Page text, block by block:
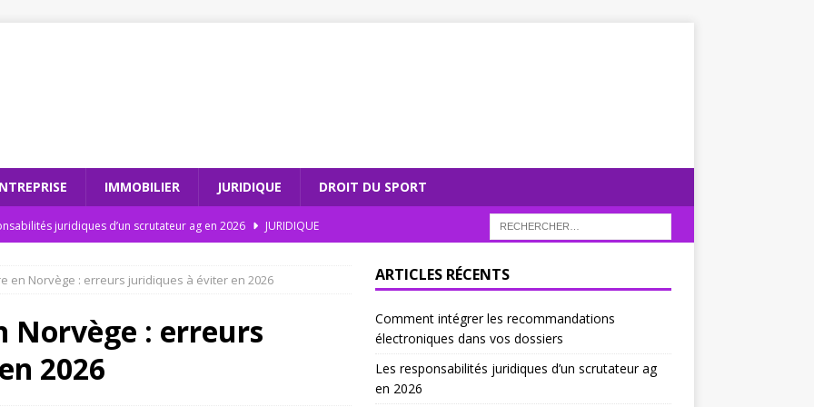
IMMOBILIER JURIDIQUE DROIT DU SPORT
juridiques d’un scrutateur ag en 2026
JURIDIQUE
ag et l’intégrité électorale : un duo gagnant
les recommandations électroniques sont incontournables en
en Norvège : erreurs juridiques à éviter en 2026
Norvège : erreurs
2026
ARTICLES RÉCENTS
Comment intégrer les recommandations
électroniques dans vos dossiers
Les responsabilités juridiques d’un scrutateur ag
en 2026